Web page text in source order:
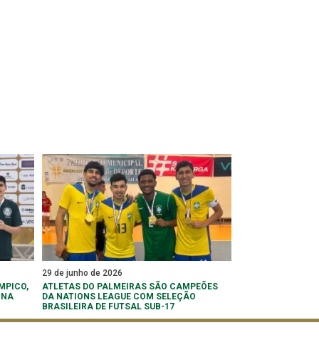
29 de junho de 2026
ATLETAS DO PALMEIRAS SÃO CAMPEÕES
DA NATIONS LEAGUE COM SELEÇÃO
BRASILEIRA DE FUTSAL SUB-17